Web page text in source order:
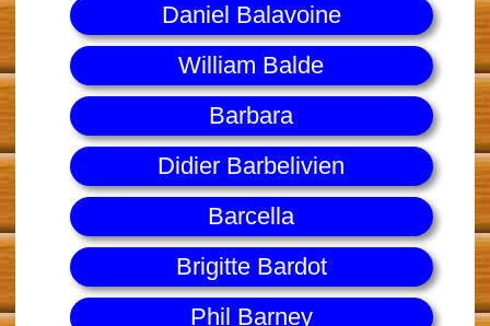
Daniel Balavoine
William Balde
Barbara
Didier Barbelivien
Barcella
Brigitte Bardot
Phil Barney